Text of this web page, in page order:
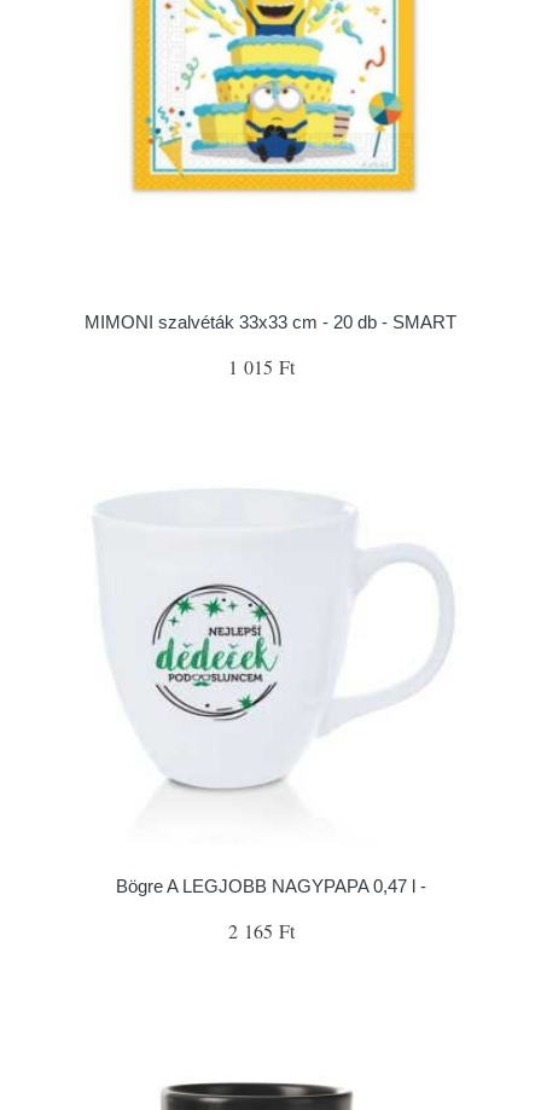
MIMONI szalvéták 33x33 cm - 20 db - SMART
1 015 Ft
Bögre A LEGJOBB NAGYPAPA 0,47 l -
2 165 Ft